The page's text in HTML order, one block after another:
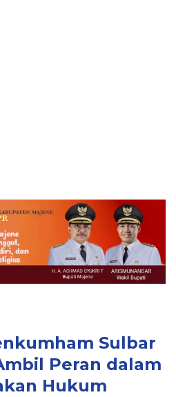
Sulbar
Peran dalam
Hukum